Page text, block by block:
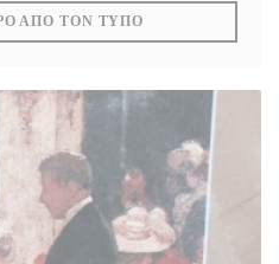
ΑΠΌ ΤΟΝ ΤΎΠΟ